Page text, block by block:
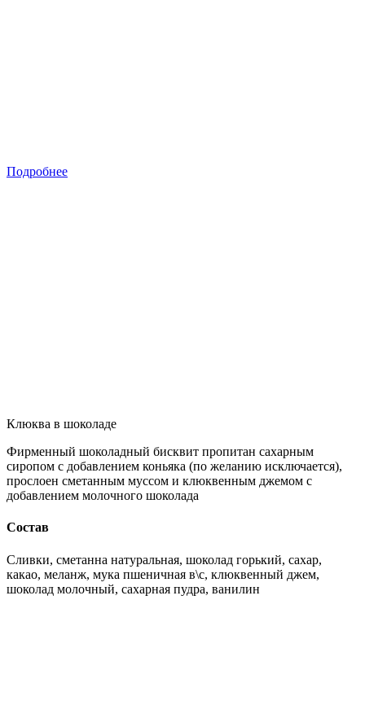
Подробнее
Клюква в шоколаде
Фирменный шоколадный бисквит пропитан сахарным
сиропом с добавлением коньяка (по желанию исключается),
прослоен сметанным муссом и клюквенным джемом с
добавлением молочного шоколада
Состав
Сливки, сметанна натуральная, шоколад горький, сахар,
какао, меланж, мука пшеничная в\с, клюквенный джем,
шоколад молочный, сахарная пудра, ванилин